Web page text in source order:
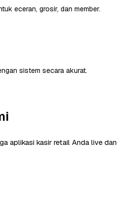
eceran, grosir, dan member.
sistem secara akurat.
aplikasi kasir retail Anda live dan